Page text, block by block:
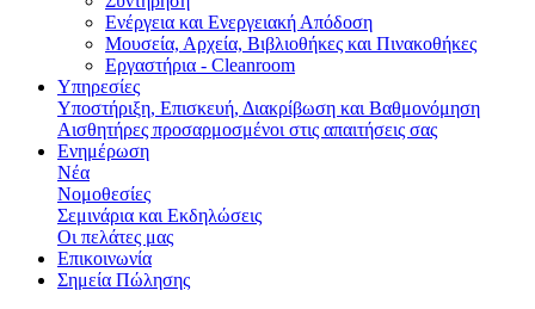
Ενέργεια και Ενεργειακή Απόδοση
Μουσεία, Αρχεία, Βιβλιοθήκες και Πινακοθήκες
Εργαστήρια - Cleanroom
Υπηρεσίες
Υποστήριξη, Επισκευή, Διακρίβωση και Βαθμονόμηση
Αισθητήρες προσαρμοσμένοι στις απαιτήσεις σας
Ενημέρωση
Νέα
Νομοθεσίες
Σεμινάρια και Εκδηλώσεις
Οι πελάτες μας
Επικοινωνία
Σημεία Πώλησης